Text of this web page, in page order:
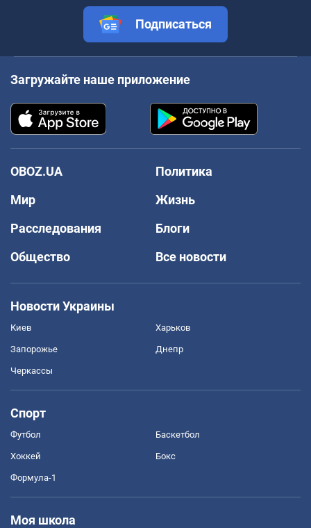
Подписаться
Загружайте наше приложение
OBOZ.UA
Политика
Мир
Жизнь
Расследования
Блоги
Общество
Все новости
Новости Украины
Киев Харьков
Запорожье Днепр
Черкассы
Спорт
Футбол Баскетбол
Хоккей Бокс
Формула-1
Моя школа